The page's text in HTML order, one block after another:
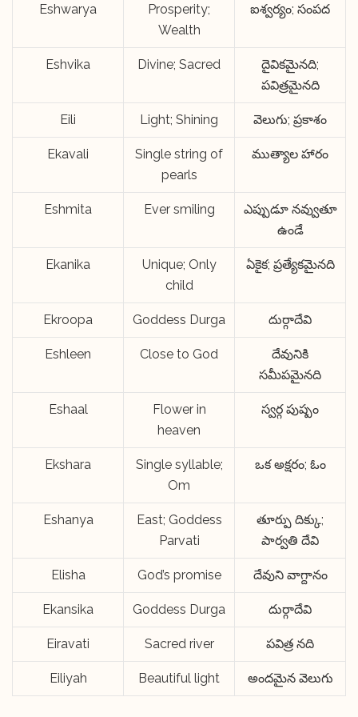
Eshwarya
Prosperity;
Wealth
ఐశ్వర్యం; సంపద
Eshvika Divine; Sacred
దైవికమైనది;
పవిత్రమైనది
Eili Light; Shining వెలుగు; ప్రకాశం
Ekavali
Single string of
pearls
ముత్యాల హారం
Eshmita Ever smiling
ఎప్పుడూ నవ్వుతూ
ఉండే
Ekanika
Unique; Only
child
ఏకైక; ప్రత్యేకమైనది
Ekroopa Goddess Durga దుర్గాదేవి
Eshleen Close to God
దేవునికి
సమీపమైనది
Eshaal
Flower in
heaven
స్వర్గ పుష్పం
Ekshara
Single syllable;
Om
ఒక అక్షరం; ఓం
Eshanya
East; Goddess
Parvati
తూర్పు దిక్కు;
పార్వతి దేవి
Elisha God’s promise దేవుని వాగ్దానం
Ekansika Goddess Durga దుర్గాదేవి
Eiravati Sacred river పవిత్ర నది
Eiliyah Beautiful light అందమైన వెలుగు